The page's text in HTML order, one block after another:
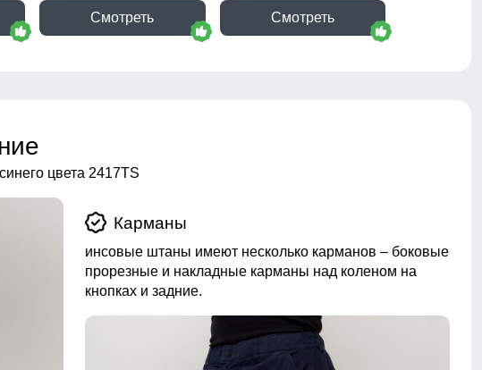
Смотреть Смотреть
цвета 2417TS
Карманы
инсовые штаны имеют несколько карманов – боковые
прорезные и накладные карманы над коленом на
кнопках и задние.